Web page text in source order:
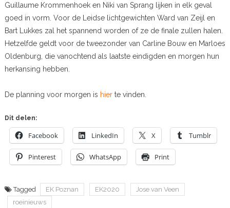
Guillaume Krommenhoek en Niki van Sprang lijken in elk geval
goed in vorm. Voor de Leidse lichtgewichten Ward van Zeijl en
Bart Lukkes zal het spannend worden of ze de finale zullen halen.
Hetzelfde geldt voor de tweezonder van Carline Bouw en Marloes
Oldenburg, die vanochtend als laatste eindigden en morgen hun
herkansing hebben.
De planning voor morgen is hierte vinden.
Dit delen:
Facebook LinkedIn X Tumblr
Pinterest WhatsApp Print
Tagged EK Poznan EK2020
Jose van Veen
roeinieuws